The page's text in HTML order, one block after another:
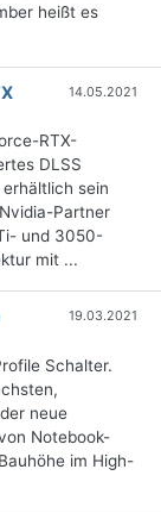
heißt es
14.05.2021
RTX-
DLSS
sein
Partner
und 3050-
mit ...
19.03.2021
Schalter.
neue
Notebook-
im High-